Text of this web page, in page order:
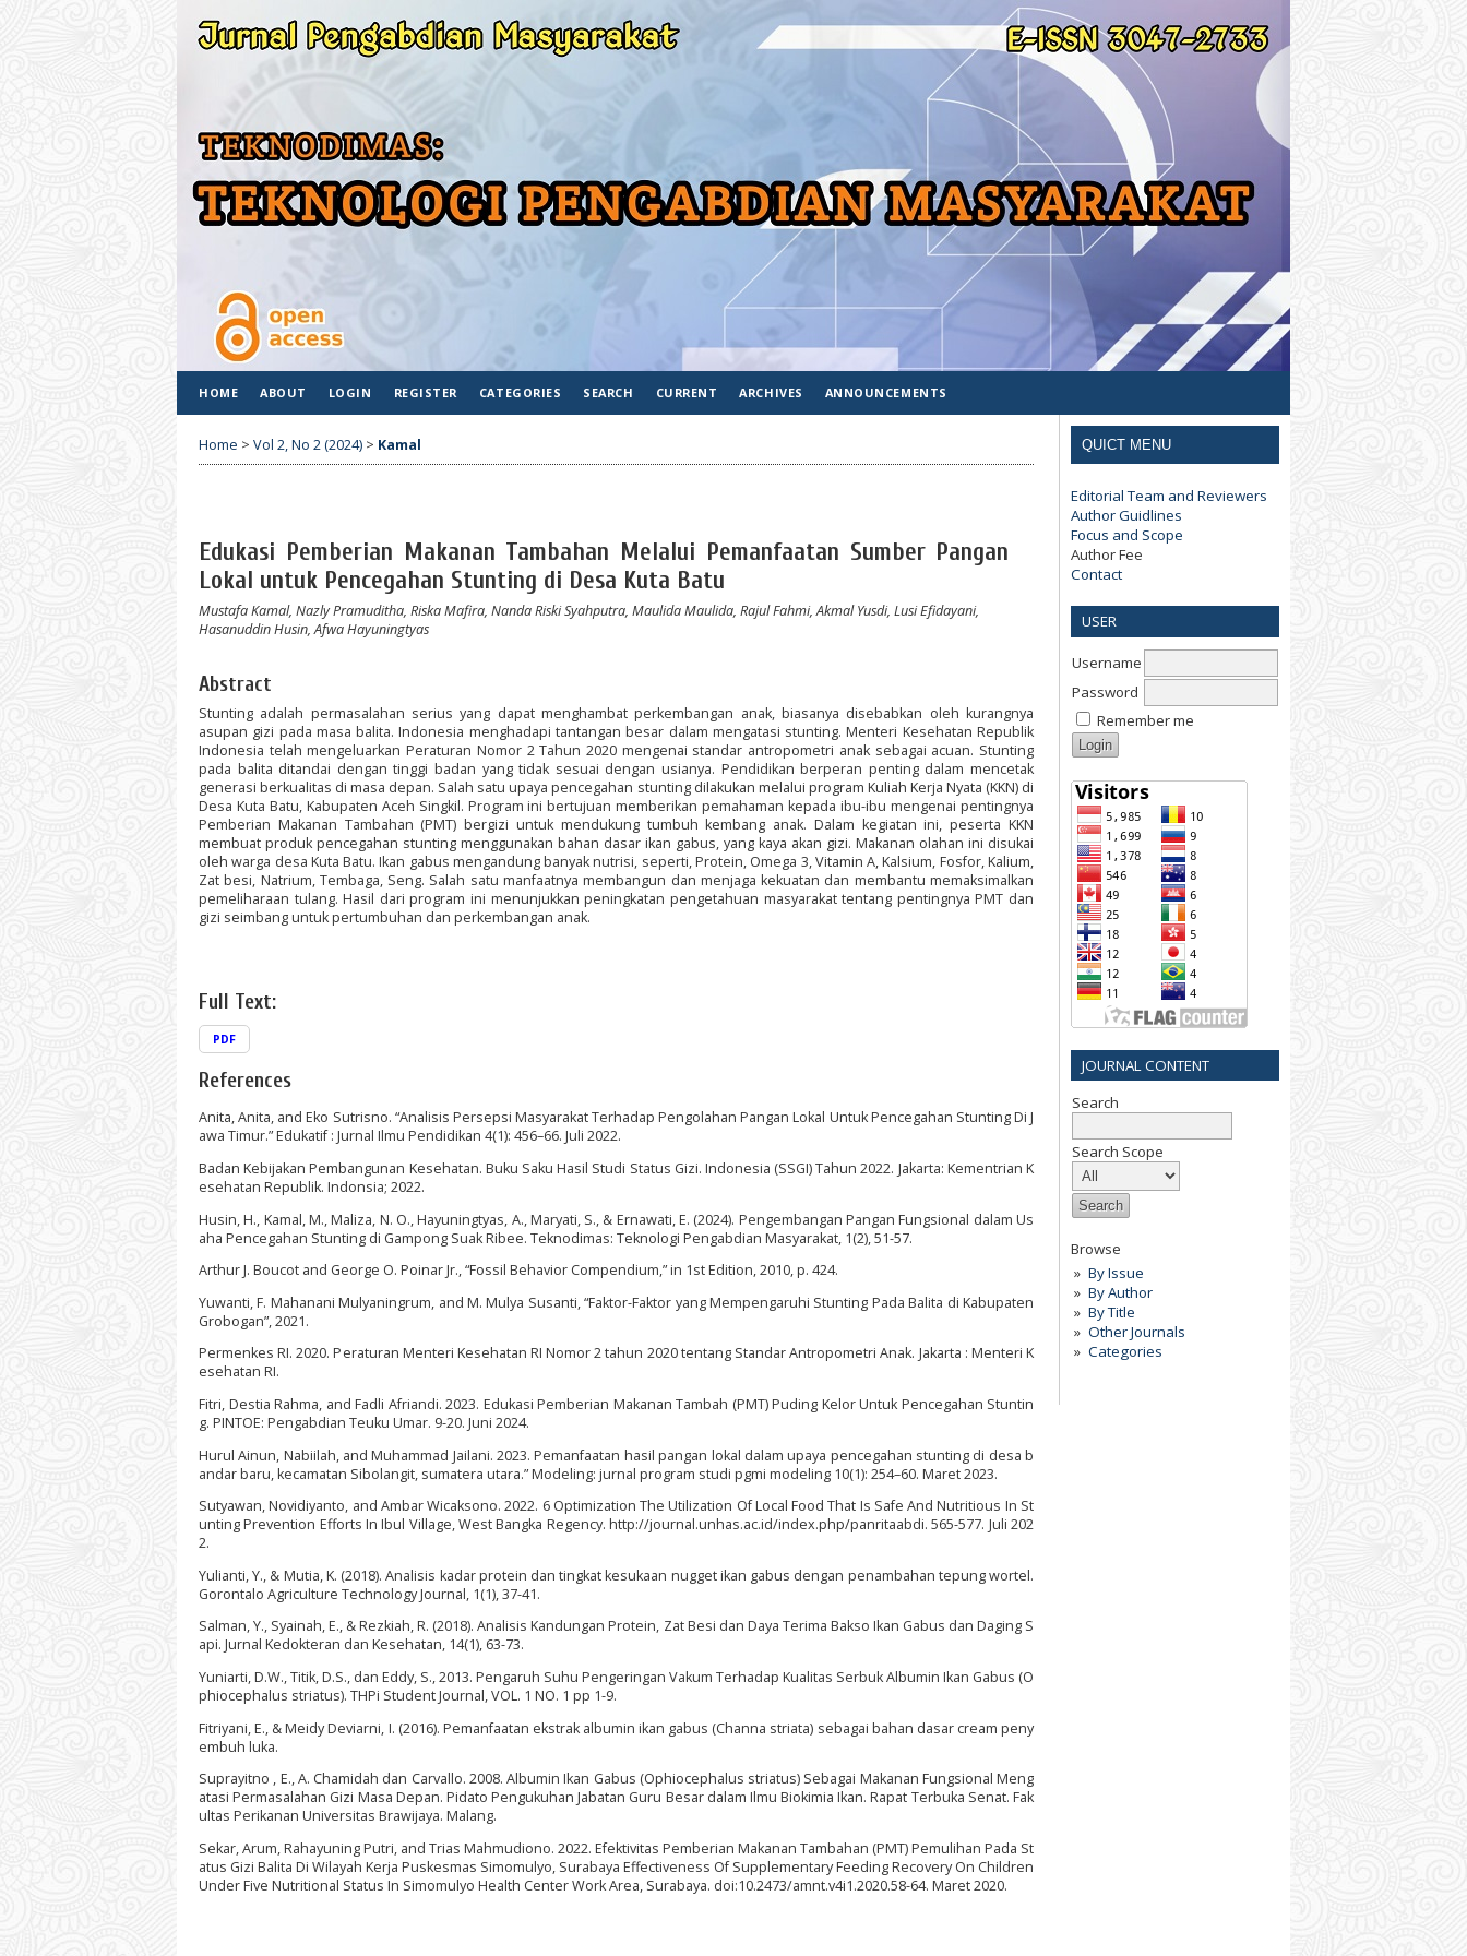
QUICT MENU
Editorial Team and Reviewers
Author Guidlines
Focus and Scope
Author Fee
Contact
USER
Username
Password
Remember me
JOURNAL CONTENT
Search
Search Scope
Browse
By Issue
By Author
By Title
Other Journals
Categories
HOME ABOUT LOGIN REGISTER CATEGORIES SEARCH CURRENT ARCHIVES ANNOUNCEMENTS
Home > Vol 2, No 2 (2024) > Kamal
Edukasi Pemberian Makanan Tambahan Melalui Pemanfaatan Sumber Pangan
Lokal untuk Pencegahan Stunting di Desa Kuta Batu
Mustafa Kamal, Nazly Pramuditha, Riska Mafira, Nanda Riski Syahputra, Maulida Maulida, Rajul Fahmi, Akmal Yusdi, Lusi Efidayani,
Hasanuddin Husin, Afwa Hayuningtyas
Abstract
Stunting adalah permasalahan serius yang dapat menghambat perkembangan anak, biasanya disebabkan oleh kurangnya
asupan gizi pada masa balita. Indonesia menghadapi tantangan besar dalam mengatasi stunting. Menteri Kesehatan Republik
Indonesia telah mengeluarkan Peraturan Nomor 2 Tahun 2020 mengenai standar antropometri anak sebagai acuan. Stunting
pada balita ditandai dengan tinggi badan yang tidak sesuai dengan usianya. Pendidikan berperan penting dalam mencetak
generasi berkualitas di masa depan. Salah satu upaya pencegahan stunting dilakukan melalui program Kuliah Kerja Nyata (KKN) di
Desa Kuta Batu, Kabupaten Aceh Singkil. Program ini bertujuan memberikan pemahaman kepada ibu-ibu mengenai pentingnya
Pemberian Makanan Tambahan (PMT) bergizi untuk mendukung tumbuh kembang anak. Dalam kegiatan ini, peserta KKN
membuat produk pencegahan stunting menggunakan bahan dasar ikan gabus, yang kaya akan gizi. Makanan olahan ini disukai
oleh warga desa Kuta Batu. Ikan gabus mengandung banyak nutrisi, seperti, Protein, Omega 3, Vitamin A, Kalsium, Fosfor, Kalium,
Zat besi, Natrium, Tembaga, Seng. Salah satu manfaatnya membangun dan menjaga kekuatan dan membantu memaksimalkan
pemeliharaan tulang. Hasil dari program ini menunjukkan peningkatan pengetahuan masyarakat tentang pentingnya PMT dan
gizi seimbang untuk pertumbuhan dan perkembangan anak.
Full Text:
PDF
References
Anita, Anita, and Eko Sutrisno. “Analisis Persepsi Masyarakat Terhadap Pengolahan Pangan Lokal Untuk Pencegahan Stunting Di J
awa Timur.” Edukatif : Jurnal Ilmu Pendidikan 4(1): 456–66. Juli 2022.
Badan Kebijakan Pembangunan Kesehatan. Buku Saku Hasil Studi Status Gizi. Indonesia (SSGI) Tahun 2022. Jakarta: Kementrian K
esehatan Republik. Indonsia; 2022.
Husin, H., Kamal, M., Maliza, N. O., Hayuningtyas, A., Maryati, S., & Ernawati, E. (2024). Pengembangan Pangan Fungsional dalam Us
aha Pencegahan Stunting di Gampong Suak Ribee. Teknodimas: Teknologi Pengabdian Masyarakat, 1(2), 51-57.
Arthur J. Boucot and George O. Poinar Jr., “Fossil Behavior Compendium,” in 1st Edition, 2010, p. 424.
Yuwanti, F. Mahanani Mulyaningrum, and M. Mulya Susanti, “Faktor-Faktor yang Mempengaruhi Stunting Pada Balita di Kabupaten
Grobogan”, 2021.
Permenkes RI. 2020. Peraturan Menteri Kesehatan RI Nomor 2 tahun 2020 tentang Standar Antropometri Anak. Jakarta : Menteri K
esehatan RI.
Fitri, Destia Rahma, and Fadli Afriandi. 2023. Edukasi Pemberian Makanan Tambah (PMT) Puding Kelor Untuk Pencegahan Stuntin
g. PINTOE: Pengabdian Teuku Umar. 9-20. Juni 2024.
Hurul Ainun, Nabiilah, and Muhammad Jailani. 2023. Pemanfaatan hasil pangan lokal dalam upaya pencegahan stunting di desa b
andar baru, kecamatan Sibolangit, sumatera utara.” Modeling: jurnal program studi pgmi modeling 10(1): 254–60. Maret 2023.
Sutyawan, Novidiyanto, and Ambar Wicaksono. 2022. 6 Optimization The Utilization Of Local Food That Is Safe And Nutritious In St
unting Prevention Efforts In Ibul Village, West Bangka Regency. http://journal.unhas.ac.id/index.php/panritaabdi. 565-577. Juli 202
2.
Yulianti, Y., & Mutia, K. (2018). Analisis kadar protein dan tingkat kesukaan nugget ikan gabus dengan penambahan tepung wortel.
Gorontalo Agriculture Technology Journal, 1(1), 37-41.
Salman, Y., Syainah, E., & Rezkiah, R. (2018). Analisis Kandungan Protein, Zat Besi dan Daya Terima Bakso Ikan Gabus dan Daging S
api. Jurnal Kedokteran dan Kesehatan, 14(1), 63-73.
Yuniarti, D.W., Titik, D.S., dan Eddy, S., 2013. Pengaruh Suhu Pengeringan Vakum Terhadap Kualitas Serbuk Albumin Ikan Gabus (O
phiocephalus striatus). THPi Student Journal, VOL. 1 NO. 1 pp 1-9.
Fitriyani, E., & Meidy Deviarni, I. (2016). Pemanfaatan ekstrak albumin ikan gabus (Channa striata) sebagai bahan dasar cream peny
embuh luka.
Suprayitno , E., A. Chamidah dan Carvallo. 2008. Albumin Ikan Gabus (Ophiocephalus striatus) Sebagai Makanan Fungsional Meng
atasi Permasalahan Gizi Masa Depan. Pidato Pengukuhan Jabatan Guru Besar dalam Ilmu Biokimia Ikan. Rapat Terbuka Senat. Fak
ultas Perikanan Universitas Brawijaya. Malang.
Sekar, Arum, Rahayuning Putri, and Trias Mahmudiono. 2022. Efektivitas Pemberian Makanan Tambahan (PMT) Pemulihan Pada St
atus Gizi Balita Di Wilayah Kerja Puskesmas Simomulyo, Surabaya Effectiveness Of Supplementary Feeding Recovery On Children
Under Five Nutritional Status In Simomulyo Health Center Work Area, Surabaya. doi:10.2473/amnt.v4i1.2020.58-64. Maret 2020.